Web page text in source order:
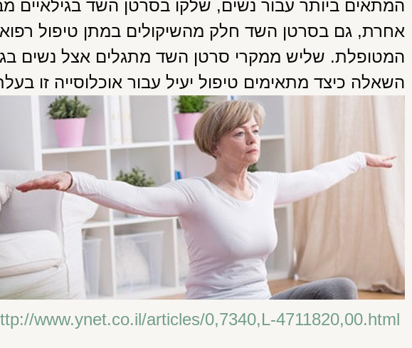
המתאים ביותר עבור נשים, שלקו בסרטן השד בגילאיים
אחרת, גם בסרטן השד חלק מהשיקולים במתן טיפול רפואי
השאלה כיצד מתאימים טיפול יעיל עבור אוכלוסייה זו